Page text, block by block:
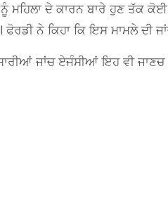
ਮਹਿਲਾ ਦੇ ਕਾਰਨ ਬਾਰੇ ਹੁਣ ਤੱਕ ਕੋਈ
ਫੋਰਡੀ ਨੇ ਕਿਹਾ ਕਿ ਇਸ ਮਾਮਲੇ ਦੀ
ਜਾਂਚ ਏਜੰਸੀਆਂ ਇਹ ਵੀ ਜਾਣਚ